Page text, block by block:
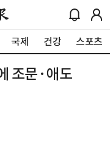
국제 건강 스포츠
조문·애도